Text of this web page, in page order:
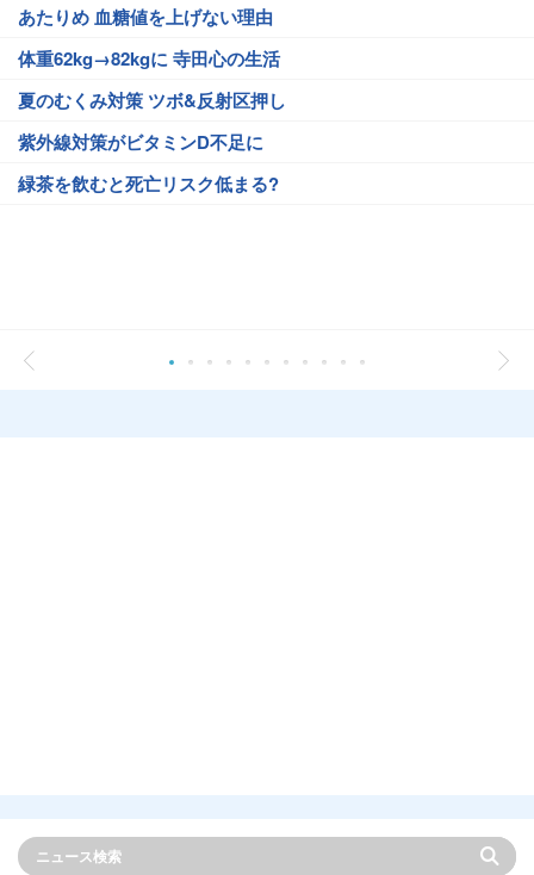
あたりめ 血糖値を上げない理由
体重62kg→82kgに 寺田心の生活
夏のむくみ対策 ツボ&反射区押し
紫外線対策がビタミンD不足に
緑茶を飲むと死亡リスク低まる?